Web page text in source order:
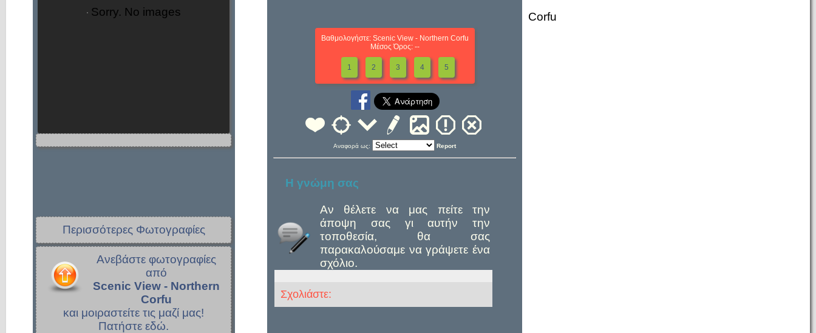
Sorry. No images
Περισσότερες Φωτογραφίες
Ανεβάστε φωτογραφίες
από
Scenic View - Northern
Corfu
και μοιραστείτε τις μαζί μας!
Πατήστε εδώ.
Βαθμολογήστε: Scenic View - Northern Corfu
Μέσος Όρος: --
1 2 3 4 5
Αναφορά ως: Report
Η γνώμη σας
Αν θέλετε να μας πείτε την
άποψη σας γι αυτήν την
τοποθεσία, θα σας
παρακαλούσαμε να γράψετε ένα
σχόλιο.
Σχολιάστε:
Corfu